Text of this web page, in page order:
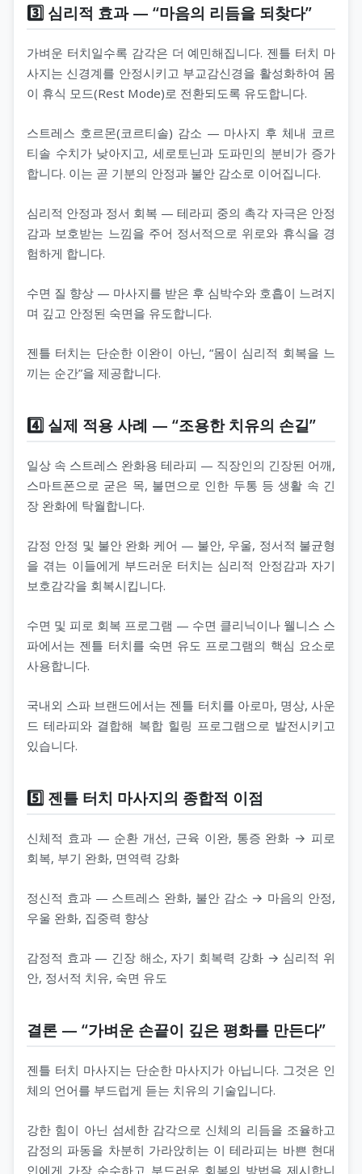
3️⃣ 심리적 효과 — “마음의 리듬을 되찾다”
가벼운 터치일수록 감각은 더 예민해집니다. 젠틀 터치 마
사지는 신경계를 안정시키고 부교감신경을 활성화하여 몸
이 휴식 모드(Rest Mode)로 전환되도록 유도합니다.
스트레스 호르몬(코르티솔) 감소 — 마사지 후 체내 코르
티솔 수치가 낮아지고, 세로토닌과 도파민의 분비가 증가
합니다. 이는 곧 기분의 안정과 불안 감소로 이어집니다.
심리적 안정과 정서 회복 — 테라피 중의 촉각 자극은 안정
감과 보호받는 느낌을 주어 정서적으로 위로와 휴식을 경
험하게 합니다.
수면 질 향상 — 마사지를 받은 후 심박수와 호흡이 느려지
며 깊고 안정된 숙면을 유도합니다.
젠틀 터치는 단순한 이완이 아닌, “몸이 심리적 회복을 느
끼는 순간”을 제공합니다.
4️⃣ 실제 적용 사례 — “조용한 치유의 손길”
일상 속 스트레스 완화용 테라피 — 직장인의 긴장된 어깨,
스마트폰으로 굳은 목, 불면으로 인한 두통 등 생활 속 긴
장 완화에 탁월합니다.
감정 안정 및 불안 완화 케어 — 불안, 우울, 정서적 불균형
을 겪는 이들에게 부드러운 터치는 심리적 안정감과 자기
보호감각을 회복시킵니다.
수면 및 피로 회복 프로그램 — 수면 클리닉이나 웰니스 스
파에서는 젠틀 터치를 숙면 유도 프로그램의 핵심 요소로
사용합니다.
국내외 스파 브랜드에서는 젠틀 터치를 아로마, 명상, 사운
드 테라피와 결합해 복합 힐링 프로그램으로 발전시키고
있습니다.
5️⃣ 젠틀 터치 마사지의 종합적 이점
신체적 효과 — 순환 개선, 근육 이완, 통증 완화 → 피로
회복, 부기 완화, 면역력 강화
정신적 효과 — 스트레스 완화, 불안 감소 → 마음의 안정,
우울 완화, 집중력 향상
감정적 효과 — 긴장 해소, 자기 회복력 강화 → 심리적 위
안, 정서적 치유, 숙면 유도
결론 — “가벼운 손끝이 깊은 평화를 만든다”
젠틀 터치 마사지는 단순한 마사지가 아닙니다. 그것은 인
체의 언어를 부드럽게 듣는 치유의 기술입니다.
강한 힘이 아닌 섬세한 감각으로 신체의 리듬을 조율하고
감정의 파동을 차분히 가라앉히는 이 테라피는 바쁜 현대
인에게 가장 순수하고 부드러운 회복의 방법을 제시합니